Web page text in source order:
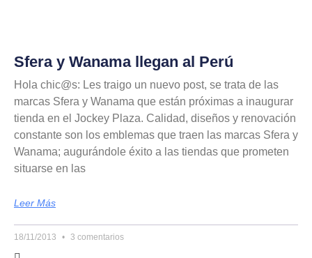
Sfera y Wanama llegan al Perú
Hola chic@s: Les traigo un nuevo post, se trata de las
marcas Sfera y Wanama que están próximas a inaugurar
tienda en el Jockey Plaza. Calidad, diseños y renovación
constante son los emblemas que traen las marcas Sfera y
Wanama; augurándole éxito a las tiendas que prometen
situarse en las
Leer Más
18/11/2013 3 comentarios